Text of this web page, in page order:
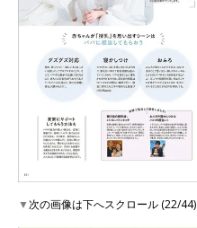
▼次の画像は下へスクロール (22/44)